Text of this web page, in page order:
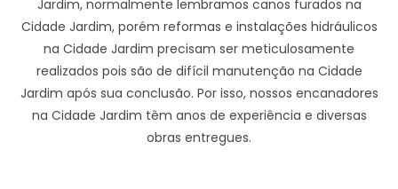
Jardim, normalmente lembramos canos furados na
Cidade Jardim, porém reformas e instalações hidráulicos
na Cidade Jardim precisam ser meticulosamente
realizados pois são de difícil manutenção na Cidade
Jardim após sua conclusão. Por isso, nossos encanadores
na Cidade Jardim têm anos de experiência e diversas
obras entregues.